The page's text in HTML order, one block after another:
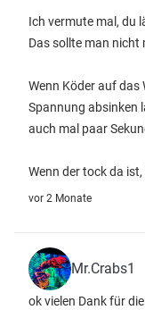
Ich vermute mal, du
Das sollte man nicht
Wenn Köder auf
Spannung absinken
auch mal paar
Wenn der tock da
vor 2 Monate
Mr.Crabs1
ok vielen Dank für